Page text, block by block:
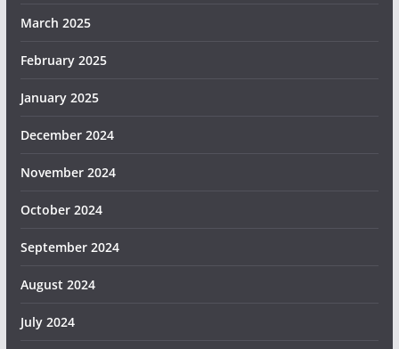
March 2025
February 2025
January 2025
December 2024
November 2024
October 2024
September 2024
August 2024
July 2024